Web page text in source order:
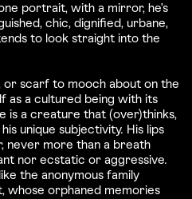
portrait, with a mirror, he’s
chic, dignified, urbane,
to look straight into the
or scarf to mooch about on the
as a cultured being with its
is a creature that (over)thinks,
unique subjectivity. His lips
never more than a breath
nor ecstatic or aggressive.
the anonymous family
whose orphaned memories